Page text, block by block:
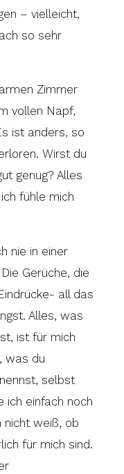
– vielleicht,
so sehr
Zimmer
vollen Napf,
ist anders, so
Wirst du
genug? Alles
fühle mich
nie in einer
Gerüche, die
all das
Alles, was
ist für mich
was du
selbst
ich einfach noch
nicht weiß, ob
für mich sind.